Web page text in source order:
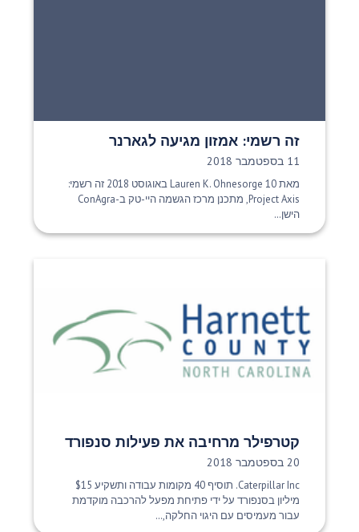
זה רשמי: אמזון מגיעה לגארנר
תאריך פרסום:
11 בספטמבר 2018
מאת Lauren K. Ohnesorge 10 באוגוסט 2018 זה רשמי:
Project Axis, מתכנן מרכז הגשמה היי-טק ב-ConAgra
הישן...
קטרפילר מרחיבה את פעילות סנפורד
תאריך פרסום:
20 בספטמבר 2018
Caterpillar Inc. תוסיף 40 מקומות עבודה ותשקיע $15
מיליון בסנפורד על ידי פתיחת מפעל להרכבה מוקדמת
עבור מעמיסים עם היגוי החלקה,...